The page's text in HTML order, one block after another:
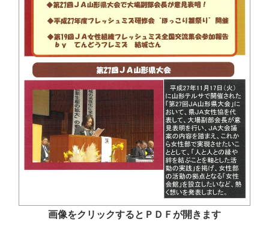
画像をクリックするとＰＤＦが開きます